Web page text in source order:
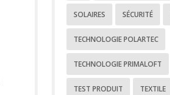
SOLAIRES SÉCURITÉ
TECHNOLOGIE POLARTEC
TECHNOLOGIE PRIMALOFT
TEST PRODUIT TEXTILE